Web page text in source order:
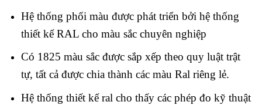
Hệ thống phối màu được phát triển bởi hệ thống
thiết kế RAL cho màu sắc chuyên nghiệp
Có 1825 màu sắc được sắp xếp theo quy luật trật
tự, tất cả được chia thành các màu Ral riêng lẻ.
Hệ thống thiết kế ral cho thấy các phép đo kỹ thuật